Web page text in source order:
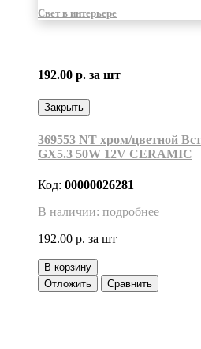
Свет в интерьере
192.00 р. за шт
Закрыть
369553 NT хром/цветной
GX5.3 50W 12V CERAMIC
Код: 00000026281
В наличии: подробнее
192.00 р. за шт
В корзину
Отложить
Сравнить